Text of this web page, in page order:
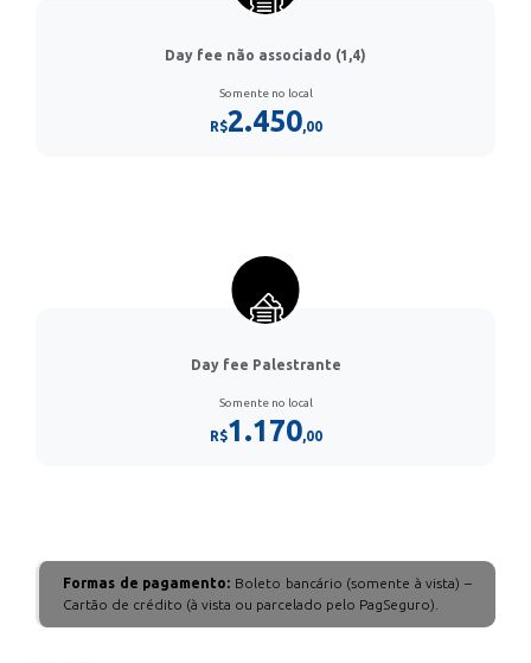
Day fee não associado (1,4)
Somente no local
R$2.450,00
Day fee Palestrante
Somente no local
R$1.170,00
Formas de pagamento: Boleto bancário (somente à vista) –
Cartão de crédito (à vista ou parcelado pelo PagSeguro).